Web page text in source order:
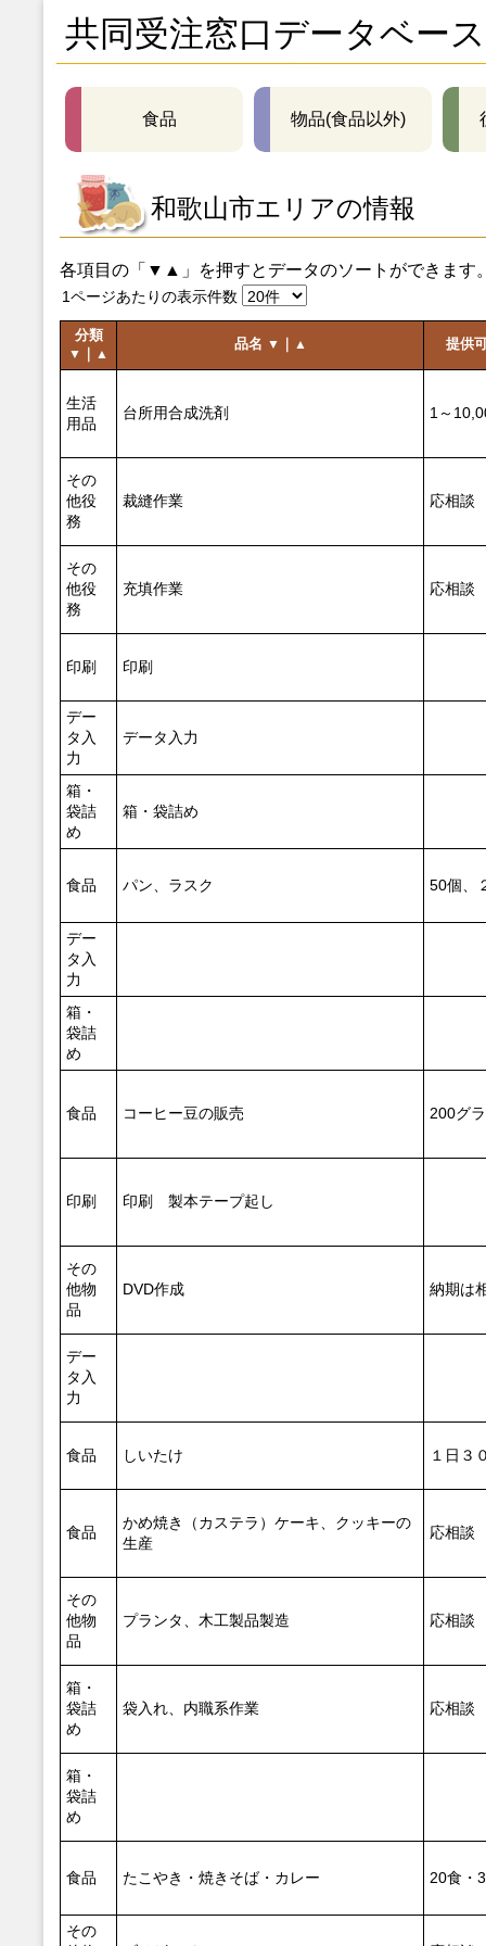
共同受注窓口データベース
食品 物品(食品以外)
和歌山市エリアの情報
各項目の「▼▲」を押すとデータのソートができます
1ページあたりの表示件数
分類
▼ ▲
品名 ▼ ▲ 提供
生活
用品
台所用合成洗剤 1～
その
他役
務
裁縫作業 応相談
その
他役
務
充填作業 応相談
印刷 印刷
デー
タ入
力
データ入力
箱・
袋詰
め
箱・袋詰め
食品 パン、ラスク 50個、
デー
タ入
力
箱・
袋詰
め
食品 コーヒー豆の販売 200グ
印刷 印刷 製本テープ起し
その
他物
品
DVD作成 納期は
デー
タ入
力
食品 しいたけ １日３
食品
かめ焼き（カステラ）ケーキ、クッキーの
生産
応相談
その
他物
品
プランタ、木工製品製造 応相談
箱・
袋詰
め
袋入れ、内職系作業 応相談
箱・
袋詰
め
食品 たこやき・焼きそば・カレー 20食・
その